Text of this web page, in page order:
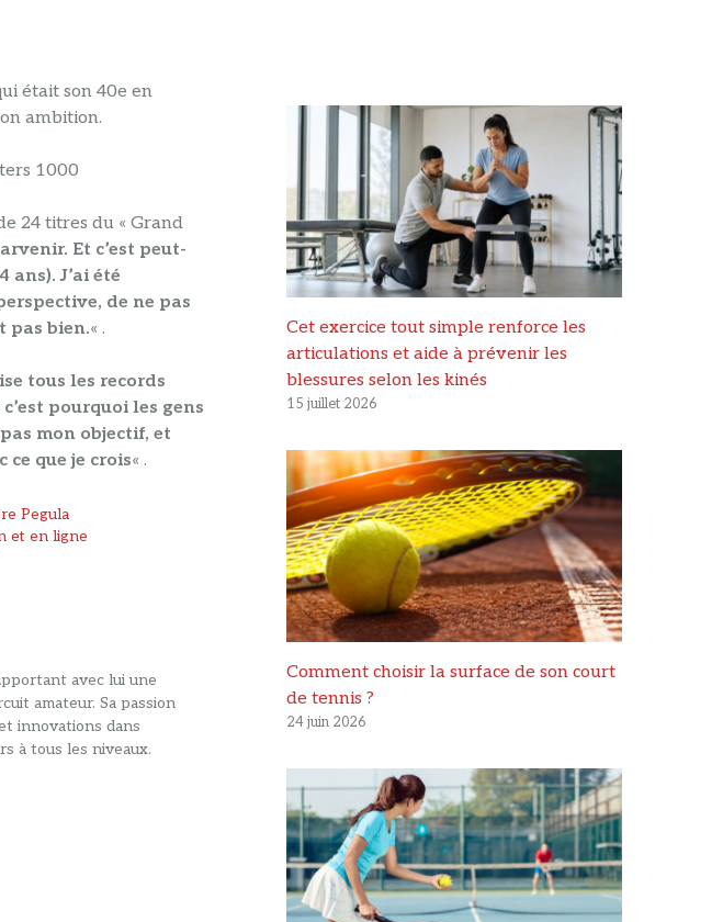
était son 40e en
ambition.
1000
24 titres du « Grand
Et c’est peut-
J’ai été
de ne pas
pas bien.« .
tous les records
pourquoi les gens
mon objectif, et
que je crois« .
Pegula
et en ligne
avec lui une
amateur. Sa passion
innovations dans
à tous les niveaux.
Cet exercice tout simple renforce les
articulations et aide à prévenir les
blessures selon les kinés
15 juillet 2026
Comment choisir la surface de son court
de tennis ?
24 juin 2026